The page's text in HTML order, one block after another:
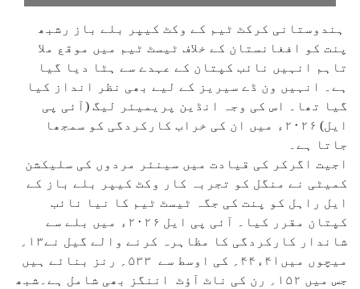
ہندوستانی کرکٹ ٹیم کے وکٹ کیپر بلے باز رشبھ
پنت کو افغانستان کے خلاف ٹیسٹ ٹیم میں موقع ملا
تاہم انہیں نائب کپتان کے عہدے سے ہٹا دیا گیا
ہے۔ انہیں ون ڈے سیریز کے لیے بھی نظر انداز کیا
گیا تھا۔ اس کی وجہ انڈین پریمیئر لیگ (آئی پی
ایل) ۲۰۲۶ء میں ان کی خراب کارکردگی کو سمجھا
جاتا ہے۔
اجیت اگرکر کی قیادت میں سینئر مردوں کی سلیکشن
کمیٹی نے منگل کو تجربہ کار وکٹ کیپر بلے باز کے
ایل راہل کو پنت کی جگہ ٹیسٹ ٹیم کا نیا نائب
کپتان مقرر کیا۔ آئی پی ایل ۲۰۲۶ء میں بلے سے
میچوں میں۴۱ء۴۴؍ کی اوسط سے ۵۳۳؍ رنز بنائے ہیں
جس میں ۱۵۲؍ رن کی ناٹ آؤٹ اننگز بھی شامل ہے۔شبھ